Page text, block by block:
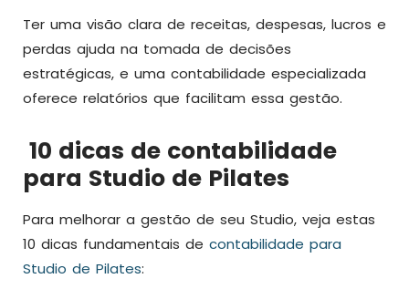
Ter uma visão clara de receitas, despesas, lucros e
perdas ajuda na tomada de decisões
estratégicas, e uma contabilidade especializada
oferece relatórios que facilitam essa gestão.
10 dicas de contabilidade
para Studio de Pilates
Para melhorar a gestão de seu Studio, veja estas
10 dicas fundamentais de contabilidade para
Studio de Pilates: